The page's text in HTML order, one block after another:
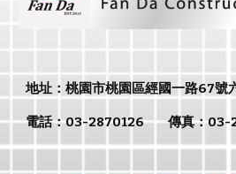
地址：桃園市桃園區經國一路67號
電話：03-2870126傳真：03-